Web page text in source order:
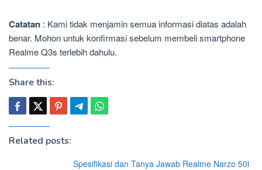
Catatan : Kami tidak menjamin semua informasi diatas adalah
benar. Mohon untuk konfirmasi sebelum membeli smartphone
Realme Q3s terlebih dahulu.
Share this:
Related posts:
Spesifikasi dan Tanya Jawab Realme Narzo 50i